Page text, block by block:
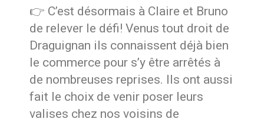
👉 C’est désormais à Claire et Bruno
de relever le défi! Venus tout droit de
Draguignan ils connaissent déjà bien
le commerce pour s’y être arrêtés à
de nombreuses reprises. Ils ont aussi
fait le choix de venir poser leurs
valises chez nos voisins de